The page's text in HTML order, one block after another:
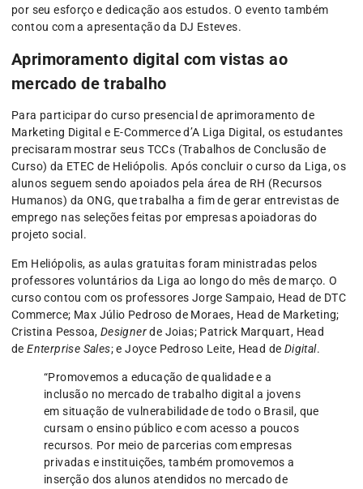
por seu esforço e dedicação aos estudos. O evento também
contou com a apresentação da DJ Esteves.
Aprimoramento digital com vistas ao
mercado de trabalho
Para participar do curso presencial de aprimoramento de
Marketing Digital e E-Commerce d’A Liga Digital, os estudantes
precisaram mostrar seus TCCs (Trabalhos de Conclusão de
Curso) da ETEC de Heliópolis. Após concluir o curso da Liga, os
alunos seguem sendo apoiados pela área de RH (Recursos
Humanos) da ONG, que trabalha a fim de gerar entrevistas de
emprego nas seleções feitas por empresas apoiadoras do
projeto social.
Em Heliópolis, as aulas gratuitas foram ministradas pelos
professores voluntários da Liga ao longo do mês de março. O
curso contou com os professores Jorge Sampaio, Head de DTC
Commerce; Max Júlio Pedroso de Moraes, Head de Marketing;
Cristina Pessoa, Designerde Joias; Patrick Marquart, Head
deEnterprise Sales; e Joyce Pedroso Leite, Head de Digital.
“Promovemos a educação de qualidade e a
inclusão no mercado de trabalho digital a jovens
em situação de vulnerabilidade de todo o Brasil, que
cursam o ensino público e com acesso a poucos
recursos. Por meio de parcerias com empresas
privadas e instituições, também promovemos a
inserção dos alunos atendidos no mercado de